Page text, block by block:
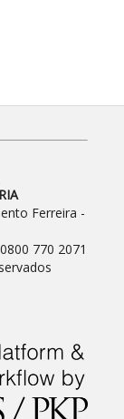
Ferreira -
770 2071